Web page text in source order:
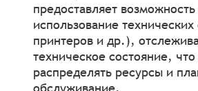
предоставляет
использование
принтеров и др.),
техническое состояние,
распределять ресурсы и